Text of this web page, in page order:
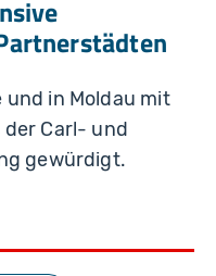
und in Moldau mit
der Carl- und
gewürdigt.
s